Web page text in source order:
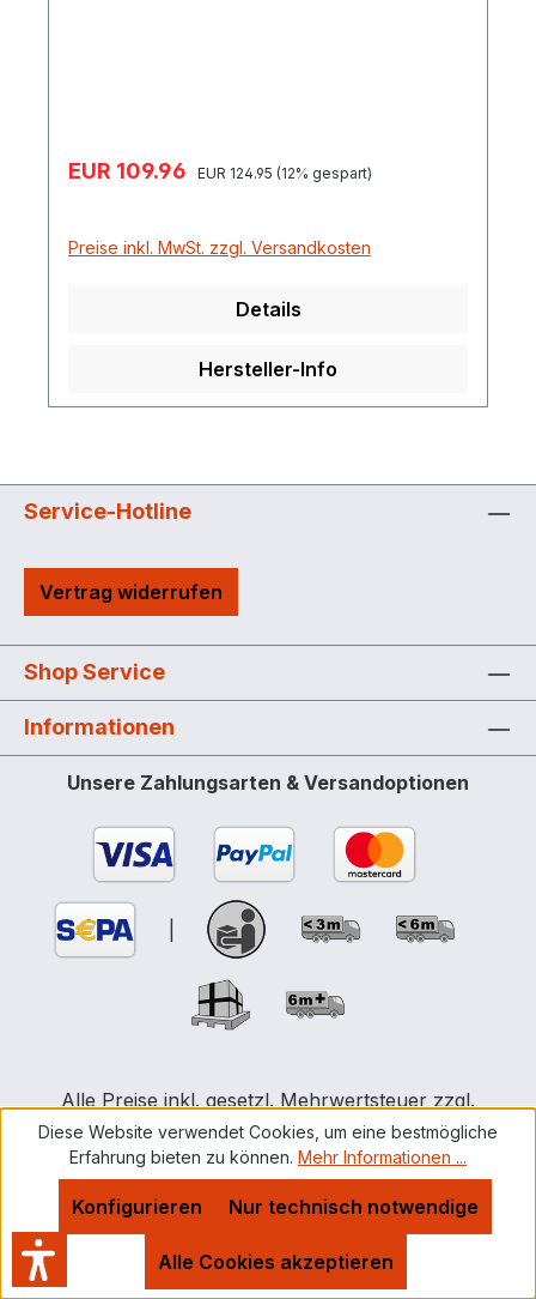
Verkaufspreis:
EUR 109.96 Regulärer Preis:
EUR 124.95 (12% gespart)
Preise inkl. MwSt. zzgl. Versandkosten
Details
Hersteller-Info
Service-Hotline
Vertrag widerrufen
Shop Service
Informationen
Unsere Zahlungsarten & Versandoptionen
Alle Preise inkl. gesetzl. Mehrwertsteuer zzgl.
Versandkostenund ggf. Nachnahmegebühren, wenn
nicht anders angegeben.
Unternehmensstandort: Germany | Rudolf-Diesel-
Straße 2 | 53919 Weilerswist | Telefon +49 (0)2222 -
Diese Website verwendet Cookies, um eine bestmögliche
Erfahrung bieten zu können. Mehr Informationen ...
Nur technisch notwendige
Konfigurieren
Alle Cookies akzeptieren